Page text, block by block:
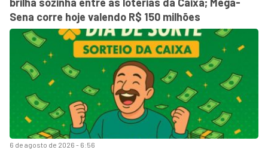
6 de agosto de 2026 - 6:56
Sena corre hoje valendo R$ 150 milhões